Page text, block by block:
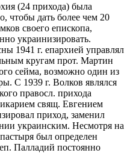
(24 прихода) была
чтобы дать более чем 20
своего епископа,
украинизировать.
1941 г. епархией управлял
кругам прот. Мартин
сейма, возможно один из
С 1939 г. Волков являлся
правосл. прихода
свящ. Евгением
приход, заменил
украинским. Несмотря на
был определен
Палладий постоянно